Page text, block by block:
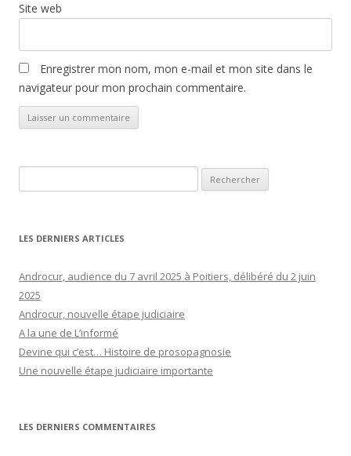
Site web
Enregistrer mon nom, mon e-mail et mon site dans le
navigateur pour mon prochain commentaire.
LES DERNIERS ARTICLES
Androcur, audience du 7 avril 2025 à Poitiers, délibéré du 2 juin
2025
Androcur, nouvelle étape judiciaire
A la une de L’informé
Devine qui c’est… Histoire de prosopagnosie
Une nouvelle étape judiciaire importante
LES DERNIERS COMMENTAIRES